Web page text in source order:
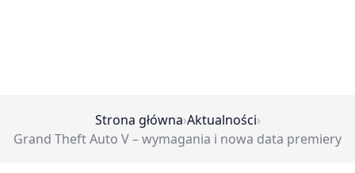
Strona główna›Aktualności›
Grand Theft Auto V – wymagania i nowa data premiery